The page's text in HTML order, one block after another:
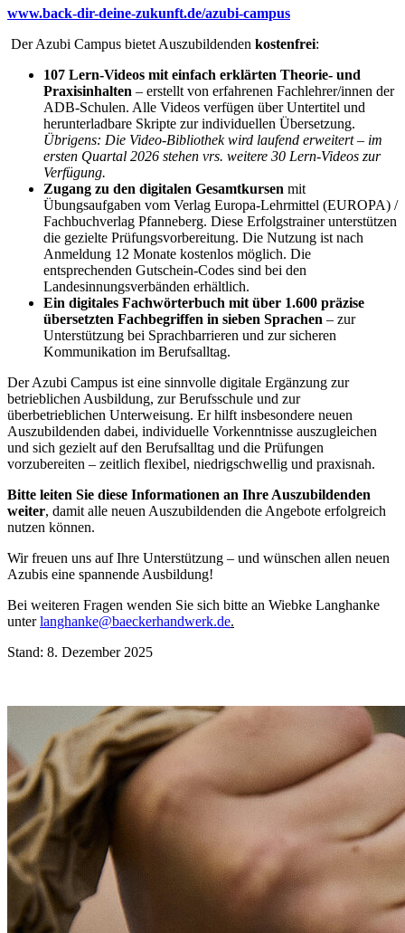
www.back-dir-deine-zukunft.de/azubi-campus
Der Azubi Campus bietet Auszubildenden kostenfrei:
107 Lern-Videos mit einfach erklärten Theorie- und
Praxisinhalten – erstellt von erfahrenen Fachlehrer/innen der
ADB-Schulen. Alle Videos verfügen über Untertitel und
herunterladbare Skripte zur individuellen Übersetzung.
Übrigens: Die Video-Bibliothek wird laufend erweitert – im
ersten Quartal 2026 stehen vrs. weitere 30 Lern-Videos zur
Verfügung.
Zugang zu den digitalen Gesamtkursen mit
Übungsaufgaben vom Verlag Europa-Lehrmittel (EUROPA) /
Fachbuchverlag Pfanneberg. Diese Erfolgstrainer unterstützen
die gezielte Prüfungsvorbereitung. Die Nutzung ist nach
Anmeldung 12 Monate kostenlos möglich. Die
entsprechenden Gutschein-Codes sind bei den
Landesinnungsverbänden erhältlich.
Ein digitales Fachwörterbuch mit über 1.600 präzise
übersetzten Fachbegriffen in sieben Sprachen – zur
Unterstützung bei Sprachbarrieren und zur sicheren
Kommunikation im Berufsalltag.
Der Azubi Campus ist eine sinnvolle digitale Ergänzung zur
betrieblichen Ausbildung, zur Berufsschule und zur
überbetrieblichen Unterweisung. Er hilft insbesondere neuen
Auszubildenden dabei, individuelle Vorkenntnisse auszugleichen
und sich gezielt auf den Berufsalltag und die Prüfungen
vorzubereiten – zeitlich flexibel, niedrigschwellig und praxisnah.
Bitte leiten Sie diese Informationen an Ihre Auszubildenden
weiter, damit alle neuen Auszubildenden die Angebote erfolgreich
nutzen können.
Wir freuen uns auf Ihre Unterstützung – und wünschen allen neuen
Azubis eine spannende Ausbildung!
Bei weiteren Fragen wenden Sie sich bitte an Wiebke Langhanke
unterlanghanke@baeckerhandwerk.de.
Stand: 8. Dezember 2025